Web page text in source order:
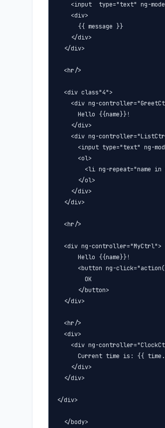
<input  type="text" ng-
    <div>
      {{ message }}
    </div>
  </div>
  <hr/>
  <div class"4">
<div ng-
      Hello {{name}}!
    </div>
<div ng-
<input type="text" ng-
      <ol>
<li ng-repeat="name
      </ol>
    </div>
  </div>
  <hr/>
  <div ng-controller="MyCtrl">
      Hello {{name}}!
<button ng-
        OK
      </button>
  </div>
  <hr/>
  <div>
<div ng-
Current time is: {{
    </div>
  </div>
</div>
  </body>